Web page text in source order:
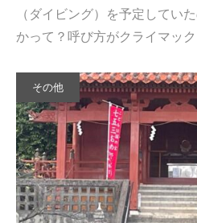
（ダイビング）を予定してい
かって？呼び方がクライマッ
その他